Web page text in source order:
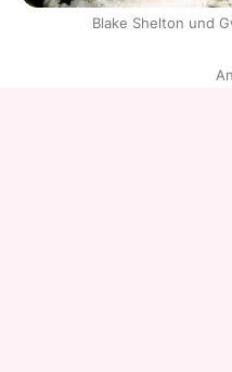
Blake Shelton und